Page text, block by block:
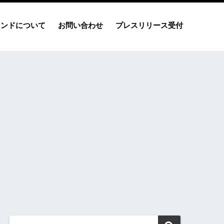
ドについて お問い合わせ プレスリリース受付